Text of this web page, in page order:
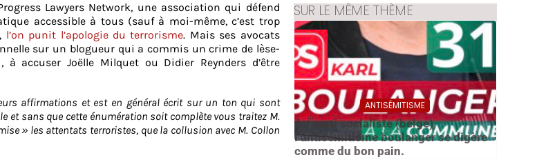
Lawyers Network, une association qui défend
accessible à tous (sauf à moi-même, c’est trop
l’on punit l’apologie du terrorisme. Mais ses avocats
sur un blogueur qui a commis un crime de lèse-
accuser Joëlle Milquet ou Didier Reynders d’être
affirmations et est en général écrit sur un ton qui sont
et sans que cette énumération soit complète vous traitez M.
» les attentats terroristes, que la collusion avec M. Collon
SUR LE MÊME THÈME
ANTISÉMITISME
4 juin 2026
Au parti socialiste (belge),
l’antisémitisme boulanger se digère
comme du bon pain.